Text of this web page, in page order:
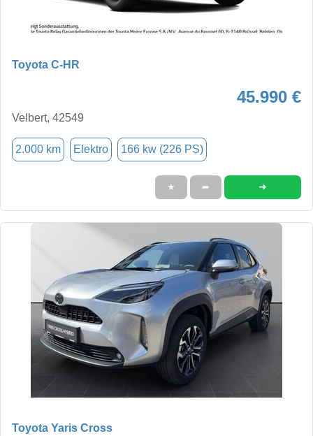
Toyota C-HR
45.990 €
Velbert, 42549
2.000 km Elektro 166 kw (226 PS)
★ ➦ ➜
Toyota Yaris Cross